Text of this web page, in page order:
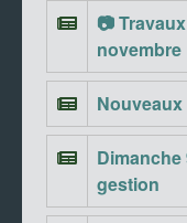
📷
novembre
Dimanche
gestion